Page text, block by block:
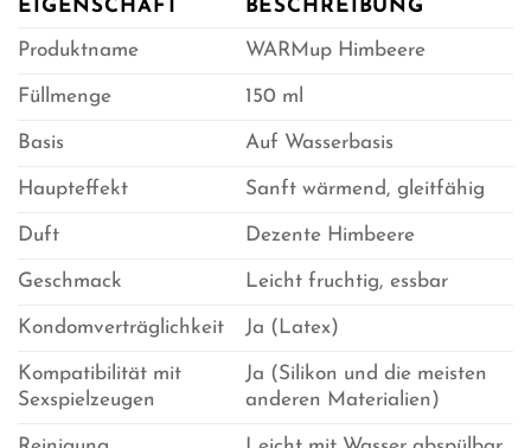
EIGENSCHAFT BESCHREIBUNG
Produktname WARMup Himbeere
Füllmenge 150 ml
Basis Auf Wasserbasis
Haupteffekt Sanft wärmend, gleitfähig
Duft Dezente Himbeere
Geschmack Leicht fruchtig, essbar
Kondomverträglichkeit Ja (Latex)
Kompatibilität mit
Sexspielzeugen
Ja (Silikon und die meisten
anderen Materialien)